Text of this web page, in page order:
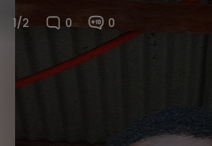
1/2 0 0